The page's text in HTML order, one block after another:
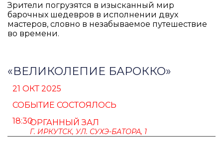
Зрители погрузятся в изысканный мир
барочных шедевров в исполнении двух
мастеров, словно в незабываемое путешествие
во времени.
«ВЕЛИКОЛЕПИЕ БАРОККО»
21 ОКТ 2025
СОБЫТИЕ СОСТОЯЛОСЬ
18:30ОРГАННЫЙ ЗАЛ
Г. ИРКУТСК, УЛ. СУХЭ-БАТОРА, 1